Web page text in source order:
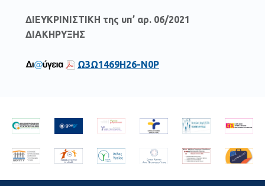
ΔΙΕΥΚΡΙΝΙΣΤΙΚΗ της υπ’ αρ. 06/2021
ΔΙΑΚΗΡΥΞΗΣ
Ω3Ω1469Η26-Ν0Ρ